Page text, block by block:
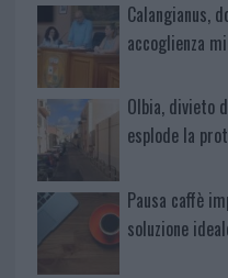
Calangianus,
accoglienza
Olbia, divieto
esplode la
Pausa caffè
soluzione